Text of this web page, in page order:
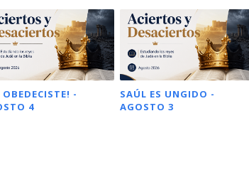
OBEDECISTE! -
4
SAÚL ES UNGIDO -
AGOSTO 3